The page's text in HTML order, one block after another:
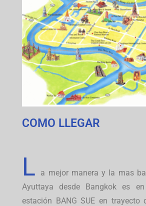
COMO LLEGAR
L
a mejor manera y la mas
Ayuttaya desde Bangkok es
estación BANG SUE en trayecto